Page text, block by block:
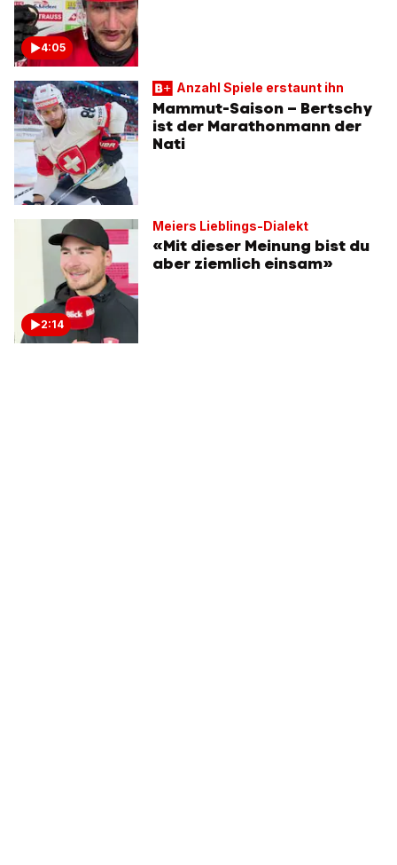
4:05
Anzahl Spiele erstaunt ihn
Mammut-Saison – Bertschy
ist der Marathonmann der
Nati
2:14
Meiers Lieblings-Dialekt
«Mit dieser Meinung bist du
aber ziemlich einsam»